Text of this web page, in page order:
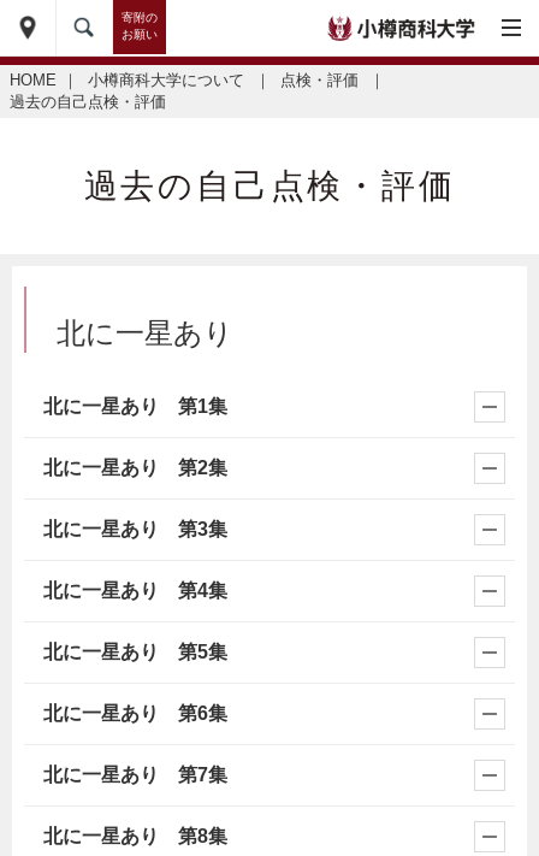
寄附の
お願い
HOME ｜ 小樽商科大学について ｜ 点検・評価
｜
過去の自己点検・評価
過去の自己点検・評価
北に一星あり
北に一星あり 第1集
北に一星あり 第2集
北に一星あり 第3集
北に一星あり 第4集
北に一星あり 第5集
北に一星あり 第6集
北に一星あり 第7集
北に一星あり 第8集